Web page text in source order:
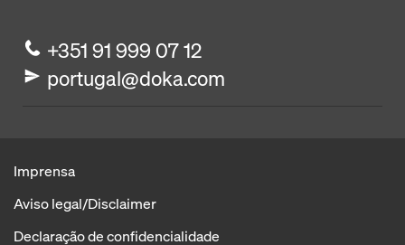
+351 91 999 07 12
portugal@doka.com
Imprensa
Aviso legal/Disclaimer
Declaração de confidencialidade